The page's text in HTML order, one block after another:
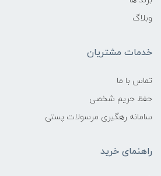
وبلاگ
خدمات مشتریان
تماس با ما
حفظ حریم شخصی
سامانه رهگیری مرسولات پستی
راهنمای خرید